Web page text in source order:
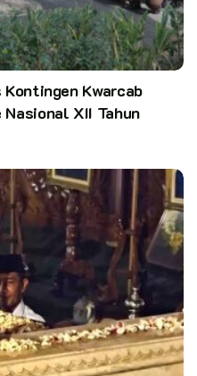
Kwarcab
XII Tahun